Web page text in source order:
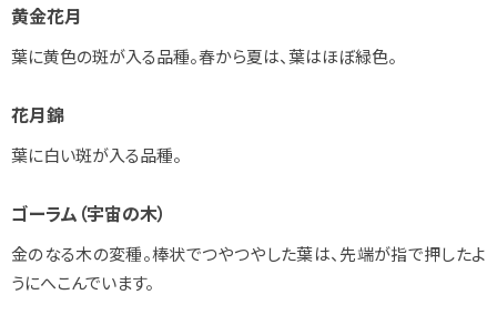
黄金花月
葉に黄色の斑が入る品種。春から夏は、葉はほぼ緑色。
花月錦
葉に白い斑が入る品種。
ゴーラム（宇宙の木）
金のなる木の変種。棒状でつやつやした葉は、先端が指で押したよ
うにへこんでいます。